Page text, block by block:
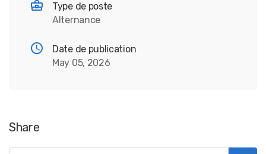
Type de poste
Alternance
Date de publication
May 05, 2026
Share